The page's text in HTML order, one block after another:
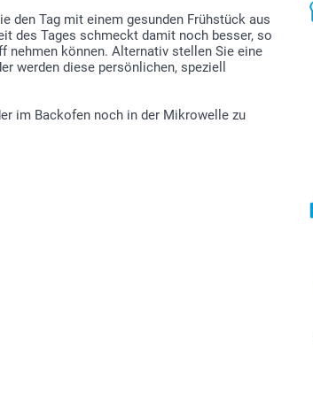
den Tag mit einem gesunden Frühstück aus
des Tages schmeckt damit noch besser, so
nehmen können. Alternativ stellen Sie eine
werden diese persönlichen, speziell
im Backofen noch in der Mikrowelle zu